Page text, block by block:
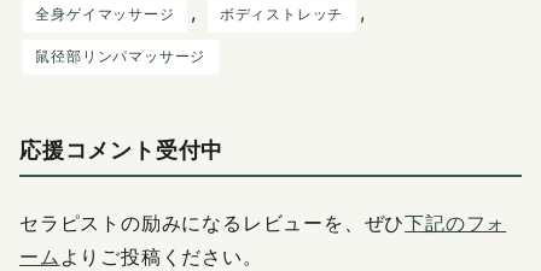
全身ゲイマッサージ , ボディストレッチ ,
鼠径部リンパマッサージ
応援コメント受付中
セラピストの励みになるレビューを、ぜひ下記のフォ
ーム よりご投稿ください。